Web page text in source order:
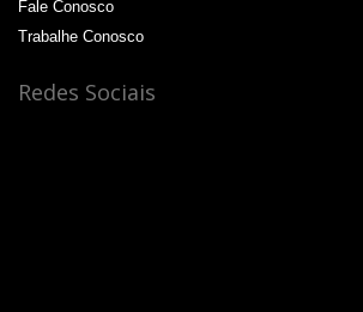
Fale Conosco
Trabalhe Conosco
Redes Sociais